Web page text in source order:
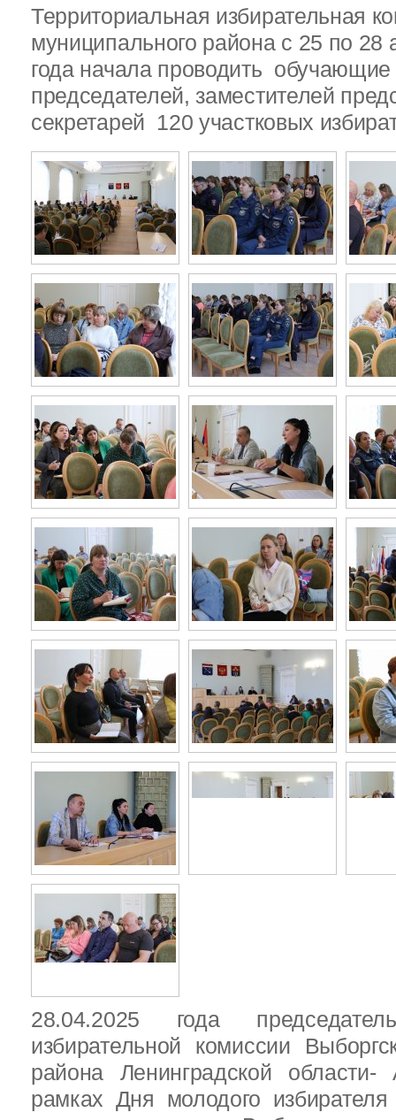
Территориальная избирательная
муниципального района с 25 по 28
года начала проводить
председателей, заместителей
секретарей 120 участковых
28.04.2025 года
избирательной комиссии
района Ленинградской
рамках Дня молодого